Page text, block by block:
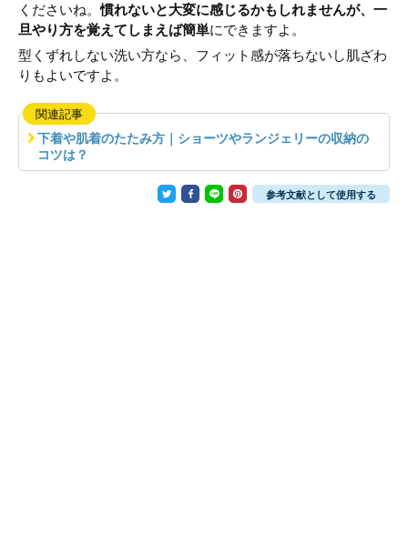
くださいね。慣れないと大変に感じるかもしれませんが、一
旦やり方を覚えてしまえば簡単にできますよ。
型くずれしない洗い方なら、フィット感が落ちないし肌ざわ
りもよいですよ。
関連記事
下着や肌着のたたみ方｜ショーツやランジェリーの収納の
コツは？
参考文献として使用する